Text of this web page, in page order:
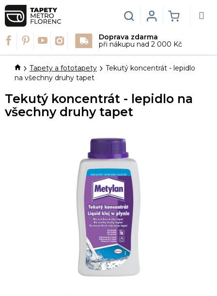
Přejít
na
obsah
Doprava zdarma
při nákupu nad 2 000 Kč
Hledat
KOŠÍK
Login
DomůTapety a fototapety
Tekutý koncentrát - lepidlo
na všechny druhy tapet
Tekutý koncentrát - lepidlo na
všechny druhy tapet